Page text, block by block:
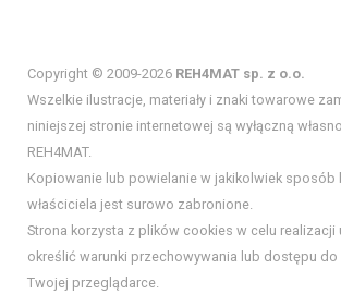
Copyright © 2009-2026 REH4MAT sp. z o.o.
Wszelkie ilustracje, materiały i znaki towarowe
niniejszej stronie internetowej są wyłączną
REH4MAT.
Kopiowanie lub powielanie w jakikolwiek sposób
właściciela jest surowo zabronione.
Strona korzysta z plików cookies w celu realizacji
określić warunki przechowywania lub dostępu
Twojej przeglądarce.